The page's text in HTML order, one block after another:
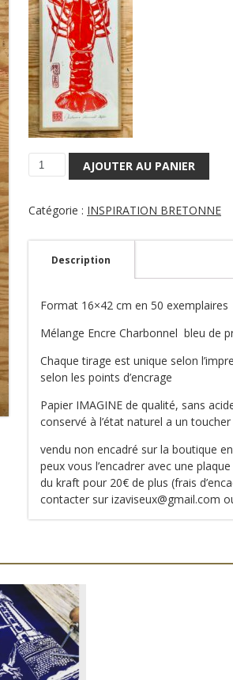
quantité
-
AJOUTER AU PANIER
Catégorie : INSPIRATION BRETONNE
Description
Format 16×42 cm en 50 exemplaires
Mélange Encre Charbonnel bleu de
Chaque tirage est unique selon
selon les points d’encrage
Papier IMAGINE de qualité, sans
conservé à l’état naturel a un
vendu non encadré sur la boutique
peux vous l’encadrer avec une
du kraft pour 20€ de plus (frais
contacter sur izaviseux@gmail.com